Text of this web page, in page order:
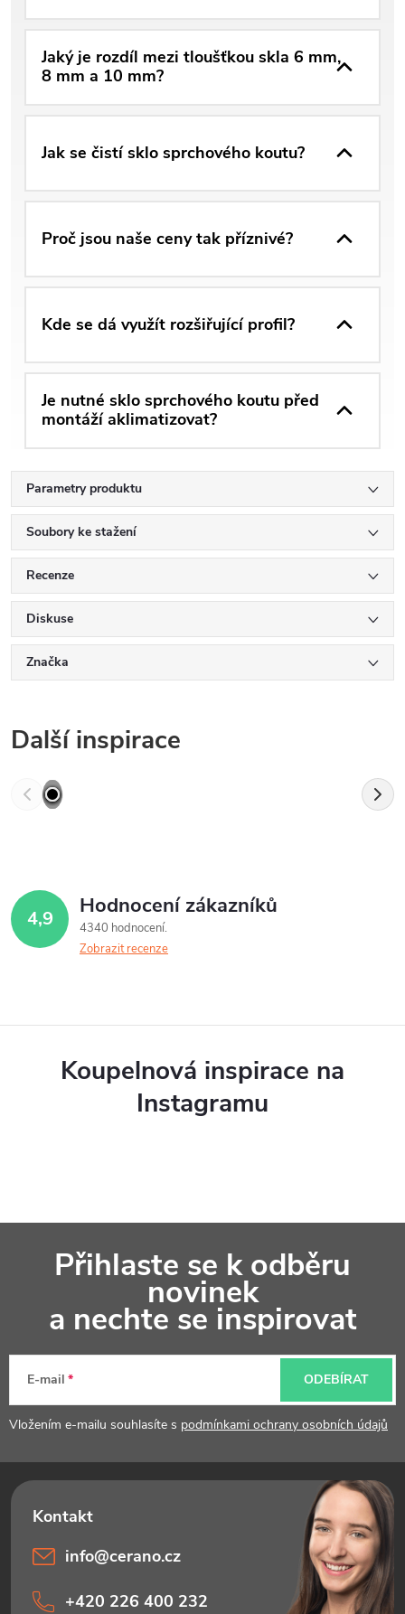
Jaký je rozdíl mezi tloušťkou skla 6 mm,
8 mm a 10 mm?
Jak se čistí sklo sprchového koutu?
Proč jsou naše ceny tak příznivé?
Kde se dá využít rozšiřující profil?
Je nutné sklo sprchového koutu před
montáží aklimatizovat?
Parametry produktu
Soubory ke stažení
Recenze
Diskuse
Značka
Další inspirace
4,9 Hodnocení zákazníků
4340 hodnocení
Zobrazit recenze
Koupelnová inspirace na
Instagramu
a
Přihlaste se k odběru
novinek
a nechte se inspirovat
E-mail
Vložením e-mailu souhlasíte s podmínkami ochrany osobních údajů
ODEBÍRAT
info@cerano.cz
+420 226 400 232